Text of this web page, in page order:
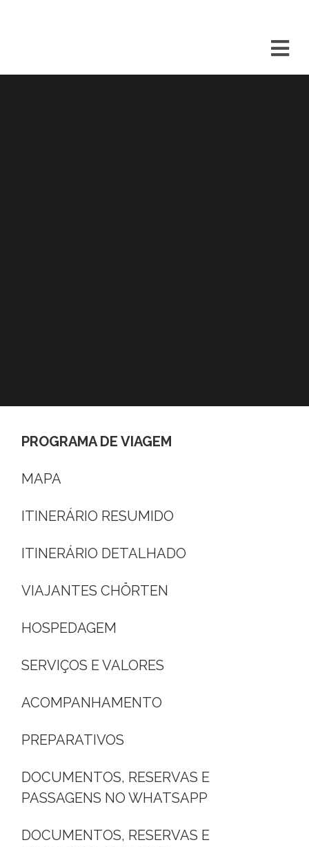
PROGRAMA DE VIAGEM
MAPA
ITINERÁRIO RESUMIDO
ITINERÁRIO DETALHADO
VIAJANTES CHÖRTEN
HOSPEDAGEM
SERVIÇOS E VALORES
ACOMPANHAMENTO
PREPARATIVOS
DOCUMENTOS, RESERVAS E
PASSAGENS NO WHATSAPP
DOCUMENTOS, RESERVAS E